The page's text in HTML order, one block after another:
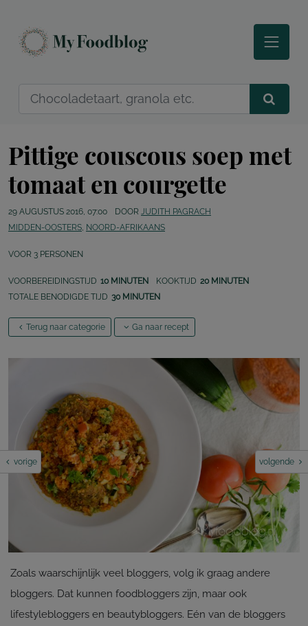
Pittige couscous soep met
tomaat en courgette
29 AUGUSTUS 2016, 07:00 DOOR JUDITH PAGRACH
MIDDEN-OOSTERS, NOORD-AFRIKAANS
VOOR 3 PERSONEN
VOORBEREIDINGSTIJD 10 MINUTEN KOOKTIJD 20 MINUTEN
TOTALE BENODIGDE TIJD 30 MINUTEN
Terug naar categorie Ga naar recept
vorige volgende
Zoals waarschijnlijk veel bloggers, volg ik graag andere
bloggers. Dat kunnen foodbloggers zijn, maar ook
lifestylebloggers en beautybloggers. Eén van de bloggers